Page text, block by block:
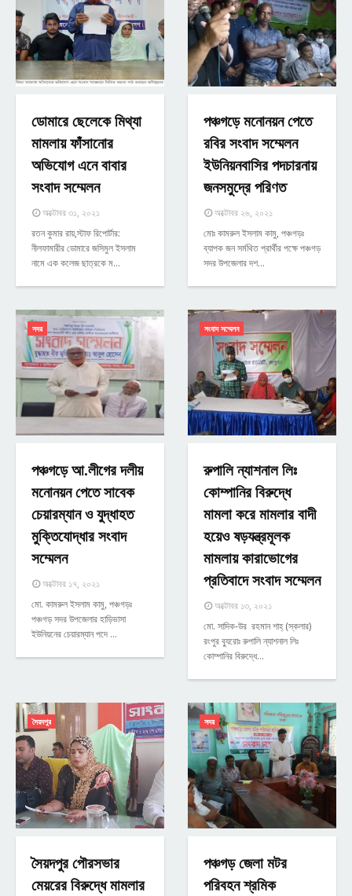
ডোমারে ছেলেকে মিথ্যা
মামলায় ফাঁসানোর
অভিযোগ এনে বাবার
সংবাদ সম্মেলন
অক্টোবর ৩১, ২০২১
রতন কুমার রায়,স্টাফ রিপোর্টার:
নীলফামারীর ডোমারে জসিমুল ইসলাম
নামে এক কলেজ ছাত্রকে ম…
পঞ্চগড়ে মনোনয়ন পেতে
রবির সংবাদ সম্মেলন
ইউনিয়নবাসির পদচারনায়
জনসমুদ্রে পরিণত
অক্টোবর ২৬, ২০২১
মোঃ কামরুল ইসলাম কামু, পঞ্চগড়ঃ
ব্যাপক জন সর্মথিত প্রার্থীর পক্ষে পঞ্চগড়
সদর উপজেলার দশ…
সদর
পঞ্চগড়ে আ.লীগের দলীয়
মনোনয়ন পেতে সাবেক
চেয়ারম্যান ও যুদ্ধাহত
মুক্তিযোদ্ধার সংবাদ
সম্মেলন
অক্টোবর ১৭, ২০২১
মো. কামরুল ইসলাম কামু, পঞ্চগড়ঃ
পঞ্চগড় সদর উপজেলার হাড়িভাসা
ইউনিয়নের চেয়ারম্যান পদে …
সংবাদ সম্মেলন
রুপালি ন্যাশনাল লিঃ
কোম্পানির বিরুদ্ধে
মামলা করে মামলার বাদী
হয়েও ষড়যন্ত্রমূলক
মামলায় কারাভোগের
প্রতিবাদে সংবাদ সম্মেলন
অক্টোবর ১৩, ২০২১
মো. সাদিক-উর রহমান শাহ্ (স্কলার)
রংপুর ব্যুরোঃ রুপালি ন্যাশনাল লিঃ
কোম্পানির বিরুদ্ধে…
সৈয়দপুর
সৈয়দপুর পৌরসভার
মেয়রের বিরুদ্ধে মামলার
সদর
পঞ্চগড় জেলা মটর
পরিবহন শ্রমিক